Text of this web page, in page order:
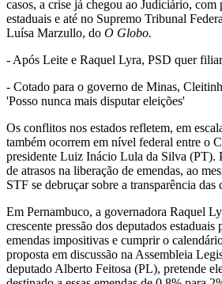
casos, a crise já chegou ao Judiciário, com
estaduais e até no Supremo Tribunal
Luísa Marzullo, do O Globo.
- Após Leite e Raquel Lyra, PSD quer
- Cotado para o governo de Minas,
'Posso nunca mais disputar eleições'
Os conflitos nos estados refletem, em
também ocorrem em nível federal entre o
presidente Luiz Inácio Lula da Silva (PT).
de atrasos na liberação de emendas, ao
STF se debruçar sobre a transparência das
Em Pernambuco, a governadora Raquel
crescente pressão dos deputados
emendas impositivas e cumprir o
proposta em discussão na Assembleia
deputado Alberto Feitosa (PL), pretende